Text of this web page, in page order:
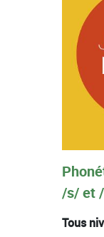
/s/ et
Tous